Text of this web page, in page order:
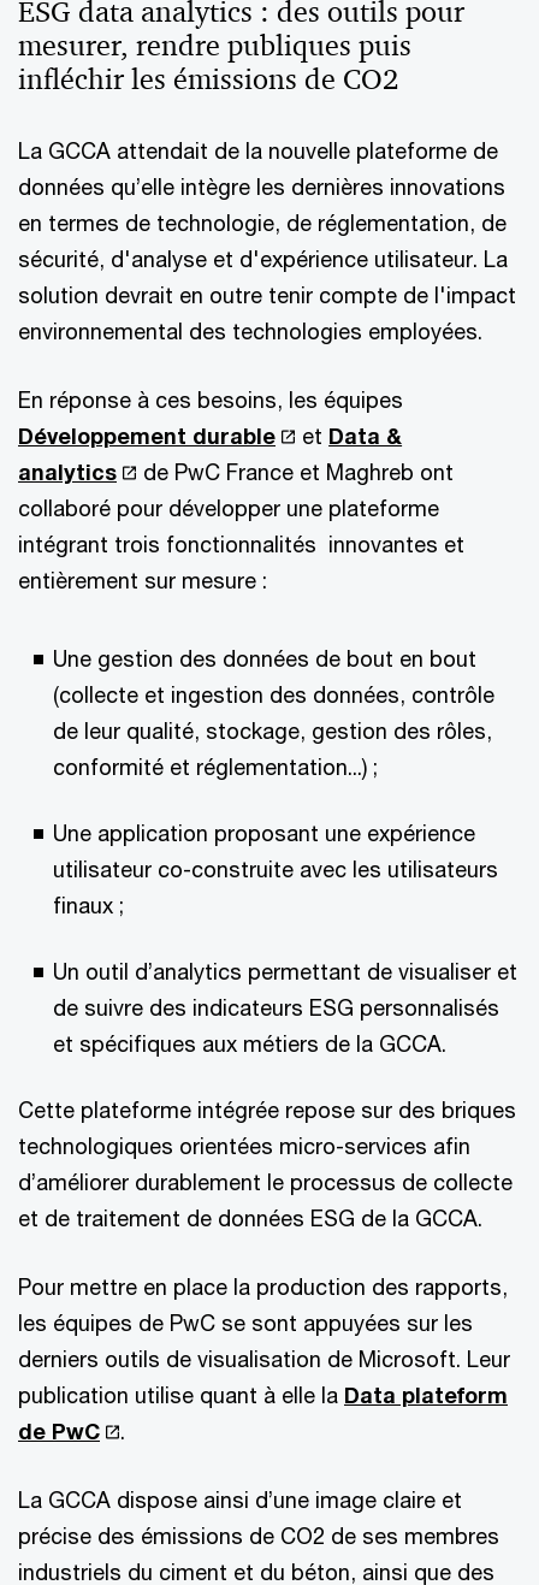
ESG data analytics : des outils pour
mesurer, rendre publiques puis
infléchir les émissions de CO2
La GCCA attendait de la nouvelle plateforme de
données qu’elle intègre les dernières innovations
en termes de technologie, de réglementation, de
sécurité, d'analyse et d'expérience utilisateur. La
solution devrait en outre tenir compte de l'impact
environnemental des technologies employées.
En réponse à ces besoins, les équipes
Développement durable
et Data &
analytics
de PwC France et Maghreb ont
collaboré pour développer une plateforme
intégrant trois fonctionnalités innovantes et
entièrement sur mesure :
Une gestion des données de bout en bout
(collecte et ingestion des données, contrôle
de leur qualité, stockage, gestion des rôles,
conformité et réglementation...) ;
Une application proposant une expérience
utilisateur co-construite avec les utilisateurs
finaux ;
Un outil d’analytics permettant de visualiser et
de suivre des indicateurs ESG personnalisés
et spécifiques aux métiers de la GCCA.
Cette plateforme intégrée repose sur des briques
technologiques orientées micro-services afin
d’améliorer durablement le processus de collecte
et de traitement de données ESG de la GCCA.
Pour mettre en place la production des rapports,
les équipes de PwC se sont appuyées sur les
derniers outils de visualisation de Microsoft. Leur
publication utilise quant à elle la Data plateform
de PwC
.
La GCCA dispose ainsi d’une image claire et
précise des émissions de CO2 de ses membres
industriels du ciment et du béton, ainsi que des